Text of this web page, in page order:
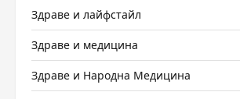
Здраве и лайфстайл
Здраве и медицина
Здраве и Народна Медицина